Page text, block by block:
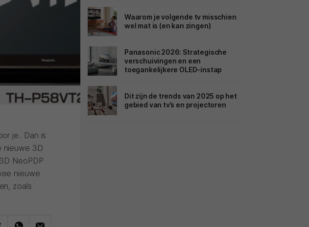
je.. Dan is
nieuwe 3D
NeoPDP
nieuwe
zoals
Waarom je volgende tv misschien
wel mat is (en kan zingen)
Panasonic 2026: Strategische
verschuivingen en een
toegankelijkere OLED-instap
Dit zijn de trends van 2025 op het
gebied van tv’s en projectoren